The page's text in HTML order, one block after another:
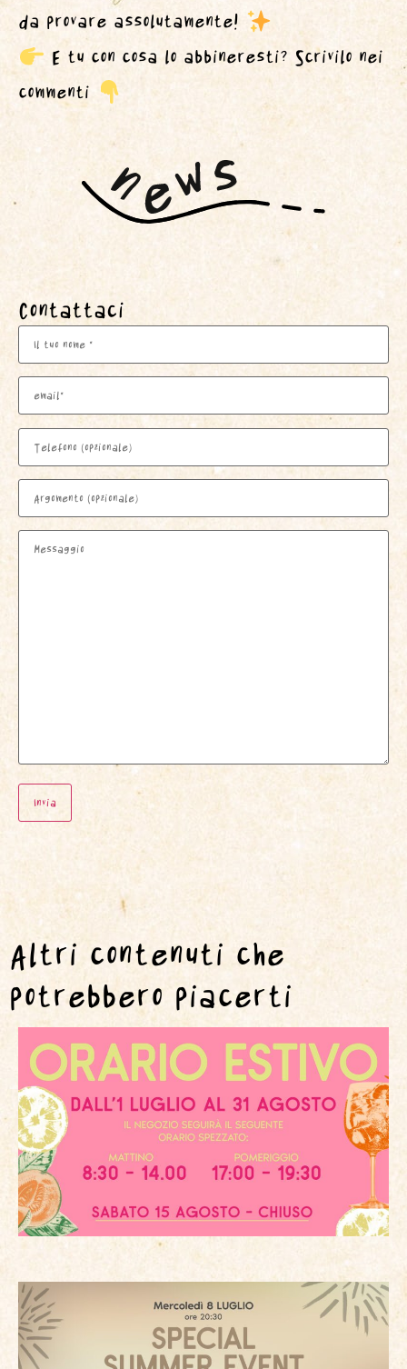
da provare assolutamente!
E tu con cosa lo abbineresti? Scrivilo nei
commenti
Contattaci
Altri contenuti che
potrebbero piacerti